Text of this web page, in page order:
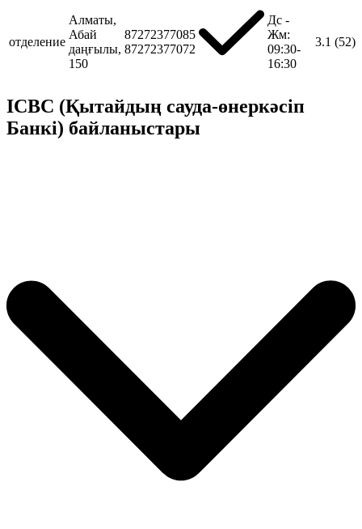
отделение
Алматы,
Абай
даңғылы,
150
87272377085
87272377072
Дс -
Жм:
09:30-
16:30
3.1 (52)
ICBC (Қытайдың сауда-өнеркәсіп
Банкі) байланыстары